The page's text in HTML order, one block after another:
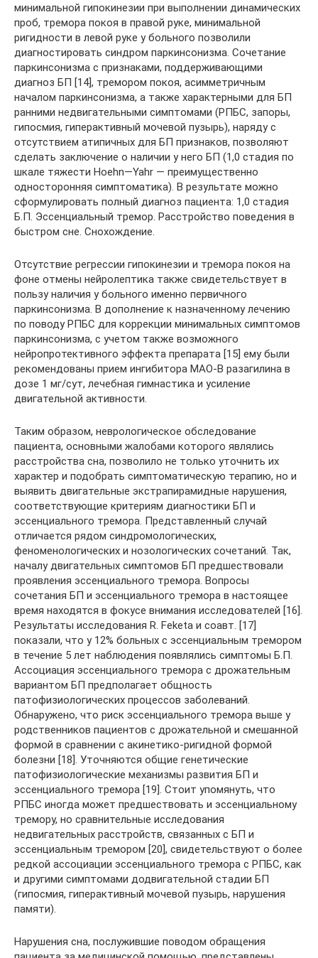
минимальной гипокинезии при выполнении динамических
проб, тремора покоя в правой руке, минимальной
ригидности в левой руке у больного позволили
диагностировать синдром паркинсонизма. Сочетание
паркинсонизма с признаками, поддерживающими
диагноз БП [14], тремором покоя, асимметричным
началом паркинсонизма, а также характерными для БП
ранними недвигательными симптомами (РПБС, запоры,
гипосмия, гиперактивный мочевой пузырь), наряду с
отсутствием атипичных для БП признаков, позволяют
сделать заключение о наличии у него БП (1,0 стадия по
шкале тяжести Hoehn—Yahr — преимущественно
односторонняя симптоматика). В результате можно
сформулировать полный диагноз пациента: 1,0 стадия
Б.П. Эссенциальный тремор. Расстройство поведения в
быстром сне. Снохождение.
Отсутствие регрессии гипокинезии и тремора покоя на
фоне отмены нейролептика также свидетельствует в
пользу наличия у больного именно первичного
паркинсонизма. В дополнение к назначенному лечению
по поводу РПБС для коррекции минимальных симптомов
паркинсонизма, с учетом также возможного
нейропротективного эффекта препарата [15] ему были
рекомендованы прием ингибитора МАО-B разагилина в
дозе 1 мг/сут, лечебная гимнастика и усиление
двигательной активности.
Таким образом, неврологическое обследование
пациента, основными жалобами которого являлись
расстройства сна, позволило не только уточнить их
характер и подобрать симптоматическую терапию, но и
выявить двигательные экстрапирамидные нарушения,
соответствующие критериям диагностики БП и
эссенциального тремора. Представленный случай
отличается рядом синдромологических,
феноменологических и нозологических сочетаний. Так,
началу двигательных симптомов БП предшествовали
проявления эссенциального тремора. Вопросы
сочетания БП и эссенциального тремора в настоящее
время находятся в фокусе внимания исследователей [16].
Результаты исследования R. Feketa и соавт. [17]
показали, что у 12% больных с эссенциальным тремором
в течение 5 лет наблюдения появлялись симптомы Б.П.
Ассоциация эссенциального тремора с дрожательным
вариантом БП предполагает общность
патофизиологических процессов заболеваний.
Обнаружено, что риск эссенциального тремора выше у
родственников пациентов с дрожательной и смешанной
формой в сравнении с акинетико-ригидной формой
болезни [18]. Уточняются общие генетические
патофизиологические механизмы развития БП и
эссенциального тремора [19]. Стоит упомянуть, что
РПБС иногда может предшествовать и эссенциальному
тремору, но сравнительные исследования
недвигательных расстройств, связанных с БП и
эссенциальным тремором [20], свидетельствуют о более
редкой ассоциации эссенциального тремора с РПБС, как
и другими симптомами додвигательной стадии БП
(гипосмия, гиперактивный мочевой пузырь, нарушения
памяти).
Нарушения сна, послужившие поводом обращения